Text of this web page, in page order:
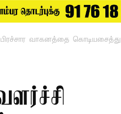
வாகனத்தை கொடியசைத்து